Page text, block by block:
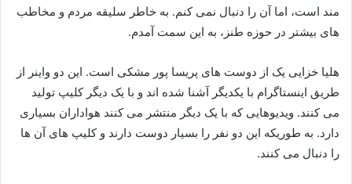
مند است، اما آن را دنبال نمی کنم. به خاطر سلیقه مردم و مخاطب
های بیشتر در حوزه طنز، به این سمت آمدم.
هلیا خزایی یک از دوست های پریسا پور مشکی است. این دو واینر از
طریق اینستاگرام با یکدیگر آشنا شده اند و با یک دیگر کلیپ تولید
می کنند. ویدیوهایی که با یک دیگر منتشر می کنند هواداران بسیاری
دارد. به طوریکه این دو نفر را بسیار دوست دارند و کلیپ های آن ها
را دنبال می کنند.